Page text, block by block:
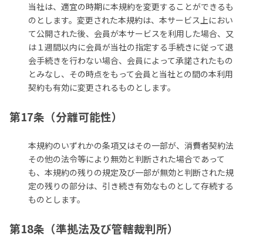
当社は、適宜の時期に本規約を変更することができるも
のとします。変更された本規約は、本サービス上におい
て公開された後、会員が本サービスを利用した場合、又
は１週間以内に会員が当社の指定する手続きに従って退
会手続きを行わない場合、会員によって承諾されたもの
とみなし、その時点をもって会員と当社との間の本利用
契約も有効に変更されるものとします。
第17条（分離可能性）
本規約のいずれかの条項又はその一部が、消費者契約法
その他の法令等により無効と判断された場合であって
も、本規約の残りの規定及び一部が無効と判断された規
定の残りの部分は、引き続き有効なものとして存続する
ものとします。
第18条（準拠法及び管轄裁判所）